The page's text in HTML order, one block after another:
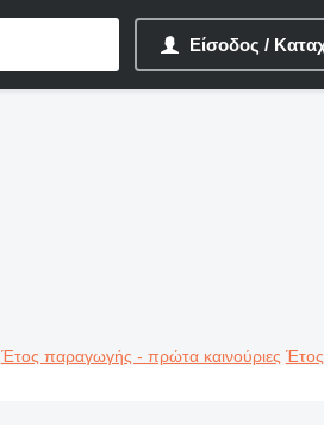
Είσοδος /
Έτος παραγωγής - πρώτα καινούριες